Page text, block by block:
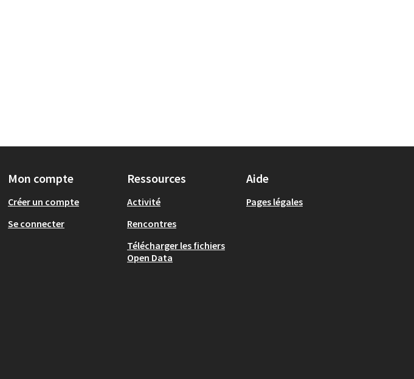
Mon compte
Créer un compte
Se connecter
Ressources
Activité
Rencontres
Télécharger les fichiers
Open Data
Aide
Pages légales